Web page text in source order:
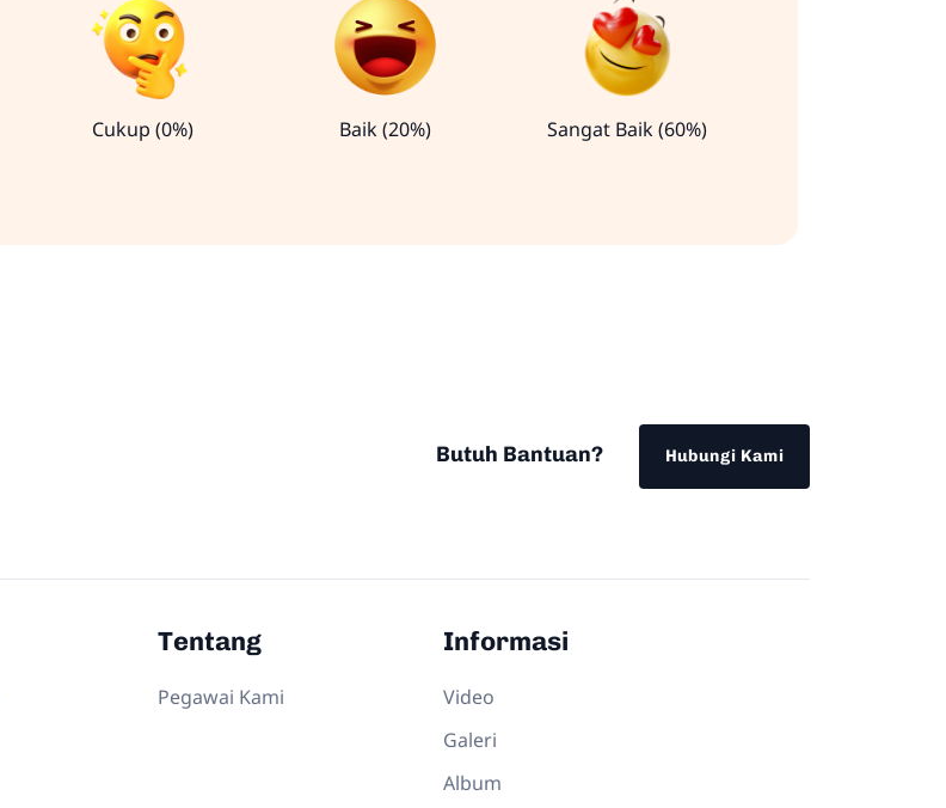
Cukup (0%) Baik (20%) Sangat Baik (60%)
Butuh Bantuan? Hubungi Kami
Tentang
Pegawai Kami
Informasi
Video
Galeri
Album